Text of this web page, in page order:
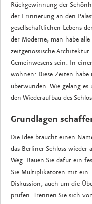
Rückgewinnung der
der Erinnerung an den
gesellschaftlichen Lebens
der Moderne, man habe
zeitgenössische Architektur
Gemeinwesens sein. In
wohnen: Diese Zeiten
überwunden. Wie gelang
den Wiederaufbau des
Grundlagen
Die Idee braucht einen
das Berliner Schloss
Weg. Bauen Sie dafür ein
Sie Multiplikatoren mit ein.
Diskussion, auch um die
prüfen. Trennen Sie sich